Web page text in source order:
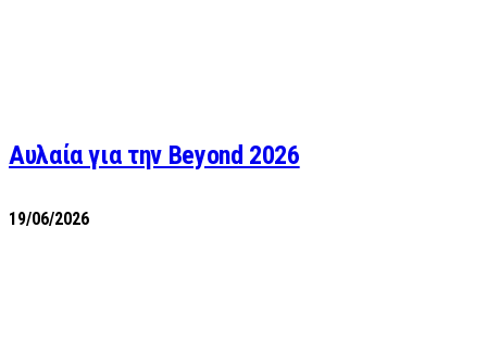
Αυλαία για την Beyond 2026
19/06/2026